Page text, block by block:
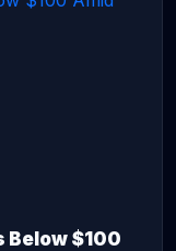
Below $100